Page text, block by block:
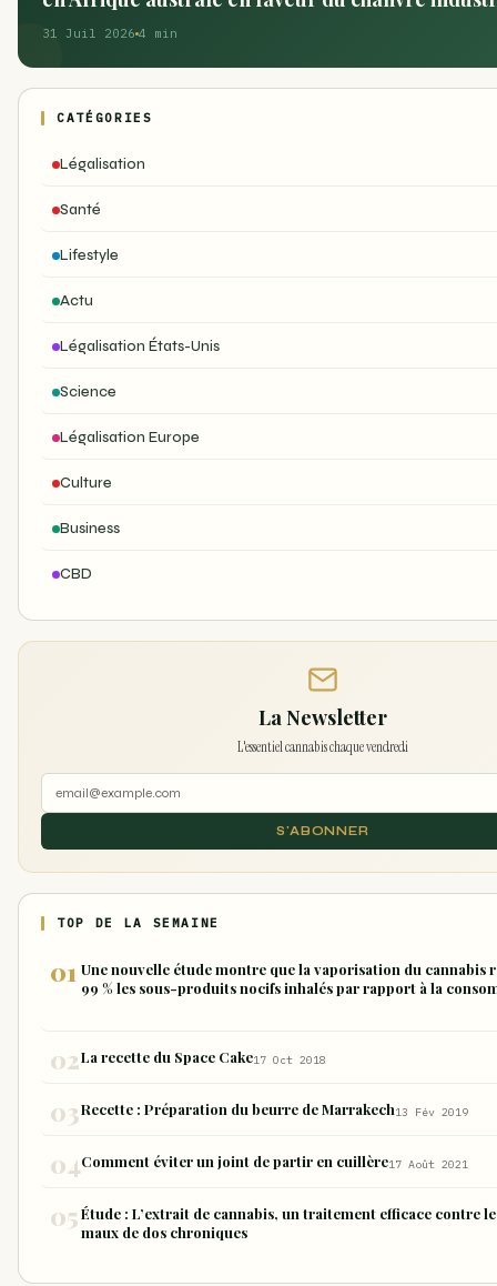
31 Juil 2026 4 min
CATÉGORIES
Légalisation
Santé
Lifestyle
Actu
Légalisation États-Unis
Science
Légalisation Europe
Culture
Business
CBD
La Newsletter
L'essentiel cannabis chaque vendredi
S'ABONNER
TOP DE LA SEMAINE
Une nouvelle étude montre que la vaporisation du cannabis
99 % les sous-produits nocifs inhalés par rapport à la
La recette du Space Cake17 Oct 2018
Recette : Préparation du beurre de Marrakech13 Fév 2019
Comment éviter un joint de partir en cuillère17 Août 2021
Étude : L’extrait de cannabis, un traitement efficace contre
maux de dos chroniques